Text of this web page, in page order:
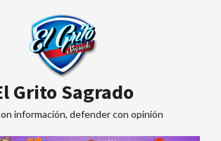
Grito Sagrado
información, defender con opinión